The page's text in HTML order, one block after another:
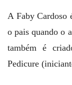
A Faby Cardoso
o pais quando o
também é
Pedicure